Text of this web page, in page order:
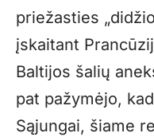
priežasties
įskaitant
Baltijos šalių
pat pažymėjo,
Sąjungai, šiame